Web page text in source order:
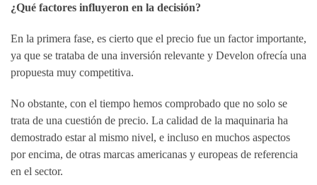
¿Qué factores influyeron en la decisión?
En la primera fase, es cierto que el precio fue un factor importante,
ya que se trataba de una inversión relevante y Develon ofrecía una
propuesta muy competitiva.
No obstante, con el tiempo hemos comprobado que no solo se
trata de una cuestión de precio. La calidad de la maquinaria ha
demostrado estar al mismo nivel, e incluso en muchos aspectos
por encima, de otras marcas americanas y europeas de referencia
en el sector.